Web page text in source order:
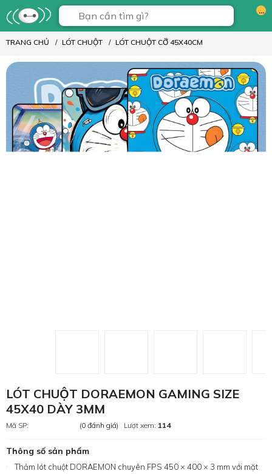
...
TRANG CHỦ LÓT CHUỘT LÓT CHUỘT CỠ 45X40CM
LÓT CHUỘT DORAEMON GAMING SIZE
45X40 DÀY 3MM
Mã SP: (0 đánh giá) Lượt xem: 114
Thông số sản phẩm
Thảm lót chuột DORAEMON chuyên FPS 450 × 400 × 3 mm với mặt